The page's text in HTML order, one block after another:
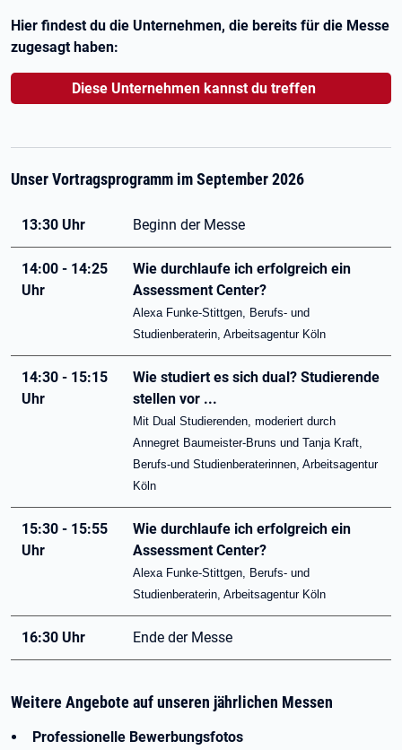
Hier findest du die Unternehmen, die bereits für die Messe
zugesagt haben:
Diese Unternehmen kannst du treffen
Unser Vortragsprogramm im September 2026
13:30 Uhr Beginn der Messe
14:00 - 14:25
Uhr
Wie durchlaufe ich erfolgreich ein
Assessment Center?
Alexa Funke-Stittgen, Berufs- und
Studienberaterin, Arbeitsagentur Köln
14:30 - 15:15
Uhr
Wie studiert es sich dual? Studierende
stellen vor ...
Mit Dual Studierenden, moderiert durch
Annegret Baumeister-Bruns und Tanja Kraft,
Berufs-und Studienberaterinnen, Arbeitsagentur
Köln
15:30 - 15:55
Uhr
Wie durchlaufe ich erfolgreich ein
Assessment Center?
Alexa Funke-Stittgen, Berufs- und
Studienberaterin, Arbeitsagentur Köln
16:30 Uhr Ende der Messe
Weitere Angebote auf unseren jährlichen Messen
Professionelle Bewerbungsfotos